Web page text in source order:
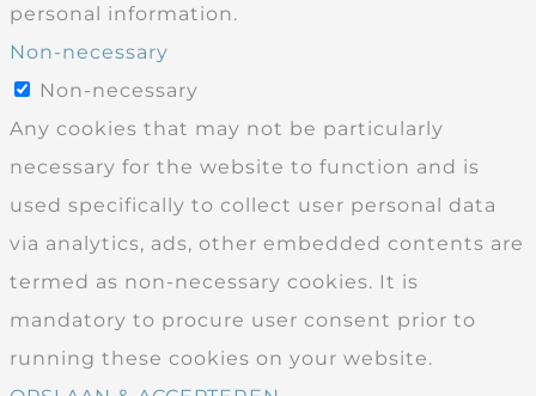
personal information.
Non-necessary
Non-necessary
Any cookies that may not be particularly
necessary for the website to function and is
used specifically to collect user personal data
via analytics, ads, other embedded contents are
termed as non-necessary cookies. It is
mandatory to procure user consent prior to
running these cookies on your website.